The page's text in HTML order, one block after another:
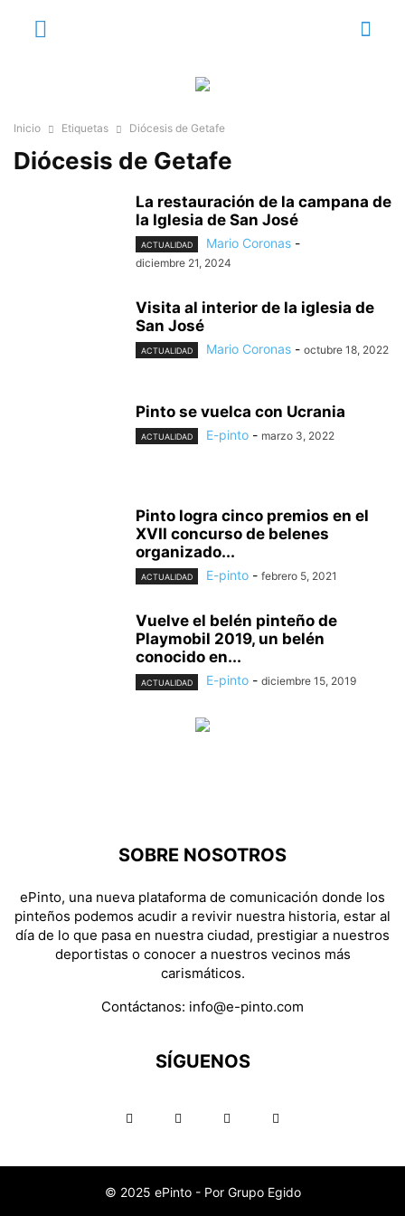
Inicio Etiquetas Diócesis de Getafe
Diócesis de Getafe
La restauración de la campana de
la Iglesia de San José
ACTUALIDAD Mario Coronas -
diciembre 21, 2024
Visita al interior de la iglesia de
San José
ACTUALIDAD Mario Coronas - octubre 18, 2022
Pinto se vuelca con Ucrania
ACTUALIDAD E-pinto - marzo 3, 2022
Pinto logra cinco premios en el
XVII concurso de belenes
organizado...
ACTUALIDAD E-pinto - febrero 5, 2021
Vuelve el belén pinteño de
Playmobil 2019, un belén
conocido en...
ACTUALIDAD E-pinto - diciembre 15, 2019
SOBRE NOSOTROS
ePinto, una nueva plataforma de comunicación donde los
pinteños podemos acudir a revivir nuestra historia, estar al
día de lo que pasa en nuestra ciudad, prestigiar a nuestros
deportistas o conocer a nuestros vecinos más
carismáticos.
Contáctanos: info@e-pinto.com
SÍGUENOS
© 2025 ePinto - Por Grupo Egido